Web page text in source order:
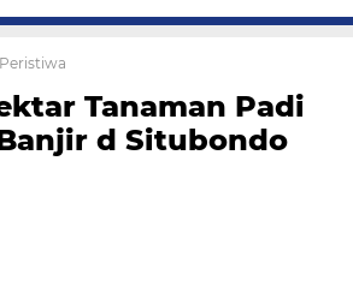
Peristiwa
Tanaman Padi
d Situbondo